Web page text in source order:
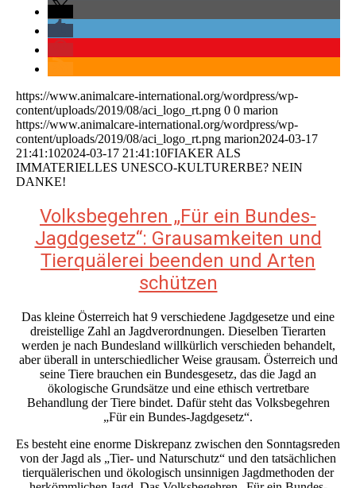
https://www.animalcare-international.org/wordpress/wp-
content/uploads/2019/08/aci_logo_rt.png 0 0 marion
https://www.animalcare-international.org/wordpress/wp-
content/uploads/2019/08/aci_logo_rt.png marion2024-03-17
21:41:102024-03-17 21:41:10FIAKER ALS
IMMATERIELLES UNESCO-KULTURERBE? NEIN
DANKE!
Volksbegehren „Für ein Bundes-
Jagdgesetz“: Grausamkeiten und
Tierquälerei beenden und Arten
schützen
Das kleine Österreich hat 9 verschiedene Jagdgesetze und eine
dreistellige Zahl an Jagdverordnungen. Dieselben Tierarten
werden je nach Bundesland willkürlich verschieden behandelt,
aber überall in unterschiedlicher Weise grausam. Österreich und
seine Tiere brauchen ein Bundesgesetz, das die Jagd an
ökologische Grundsätze und eine ethisch vertretbare
Behandlung der Tiere bindet. Dafür steht das Volksbegehren
„Für ein Bundes-Jagdgesetz“.
Es besteht eine enorme Diskrepanz zwischen den Sonntagsreden
von der Jagd als „Tier- und Naturschutz“ und den tatsächlichen
tierquälerischen und ökologisch unsinnigen Jagdmethoden der